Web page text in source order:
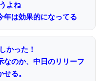
よね
年は効果的になってる
かった！
なのか、中日のリリーフ
る。